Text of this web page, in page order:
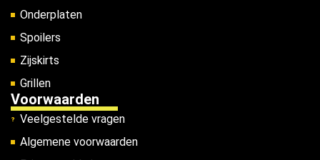
Onderplaten
Spoilers
Zijskirts
Grillen
Voorwaarden
Veelgestelde vragen
Algemene voorwaarden